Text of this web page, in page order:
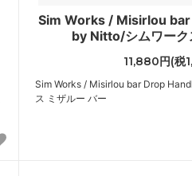
Sim Works / Misirlou
by Nitto/シムワーク
11,880円(税
Sim Works / Misirlou bar Drop
ス ミザルー バー